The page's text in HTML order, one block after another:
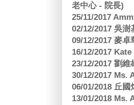
老中心 - 院長)
25/11/2017
02/12/2017 吳
09/12/2017 麥
16/12/2017
23/12/2017 劉
30/12/2017 Ms.
06/01/2018 丘
13/01/2018 Ms.